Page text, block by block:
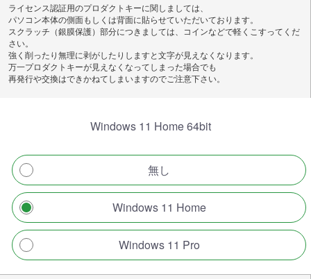
ライセンス認証用のプロダクトキーに関しましては、
パソコン本体の側面もしくは背面に貼らせていただいております。
スクラッチ（銀膜保護）部分につきましては、コインなどで軽くこすってくだ
さい。
強く削ったり無理に剥がしたりしますと文字が見えなくなります。
万一プロダクトキーが見えなくなってしまった場合でも
再発行や交換はできかねてしまいますのでご注意下さい。
Windows 11 Home 64bit
無し
Windows 11 Home
Windows 11 Pro